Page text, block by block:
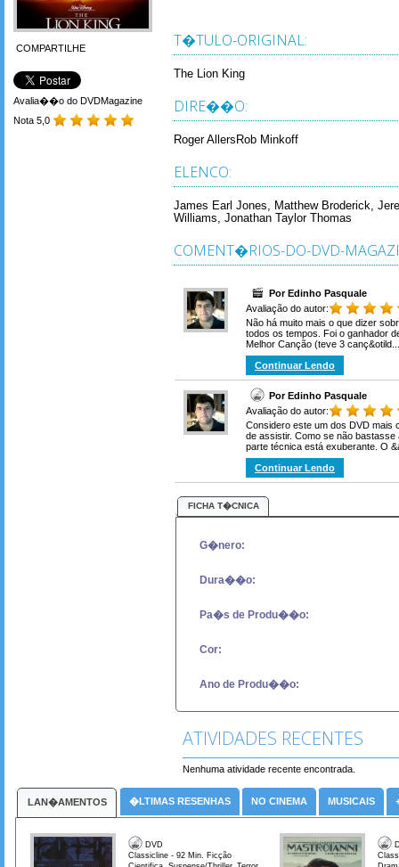
COMPARTILHE
Avalia��o do DVDMagazine
Nota 5,0
T�TULO-ORIGINAL:
The Lion King
DIRE��O:
Roger AllersRob Minkoff
ELENCO:
James Earl Jones, Matthew Broderick,
Williams, Jonathan Taylor Thomas
COMENT�RIOS-DO-DVD-
Por Edinho Pasquale
Avaliação do autor:
Não há muito mais o que dizer
todos os tempos. Foi o ganhador
Melhor Canção (teve 3 canç&otild...
Continuar Lendo
Por Edinho Pasquale
Avaliação do autor:
Considero este um dos DVD mais
de assistir. Como se não bastasse
parte técnica está exuberante. O
Continuar Lendo
FICHA T�CNICA
G�nero:
Dura��o:
Pa�s de Produ��o:
Cor:
Ano de Produ��o:
ATIVIDADES RECENTES
Nenhuma atividade recente encontrada.
LAN�AMENTOS �LTIMAS RESENHAS NO CINEMA MUSICAIS
DVD
Classicline - 92 Min. Ficção